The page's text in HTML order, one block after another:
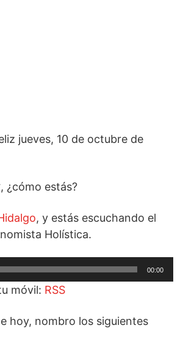
jueves, 10 de octubre de
¿cómo estás?
, y estás escuchando el
Holística.
00:00
móvil: RSS
hoy, nombro los siguientes